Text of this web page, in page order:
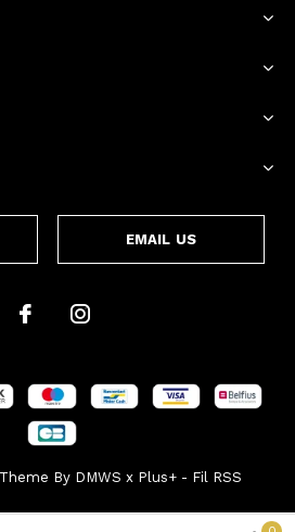
EMAIL US
By DMWS x Plus+ - Fil RSS